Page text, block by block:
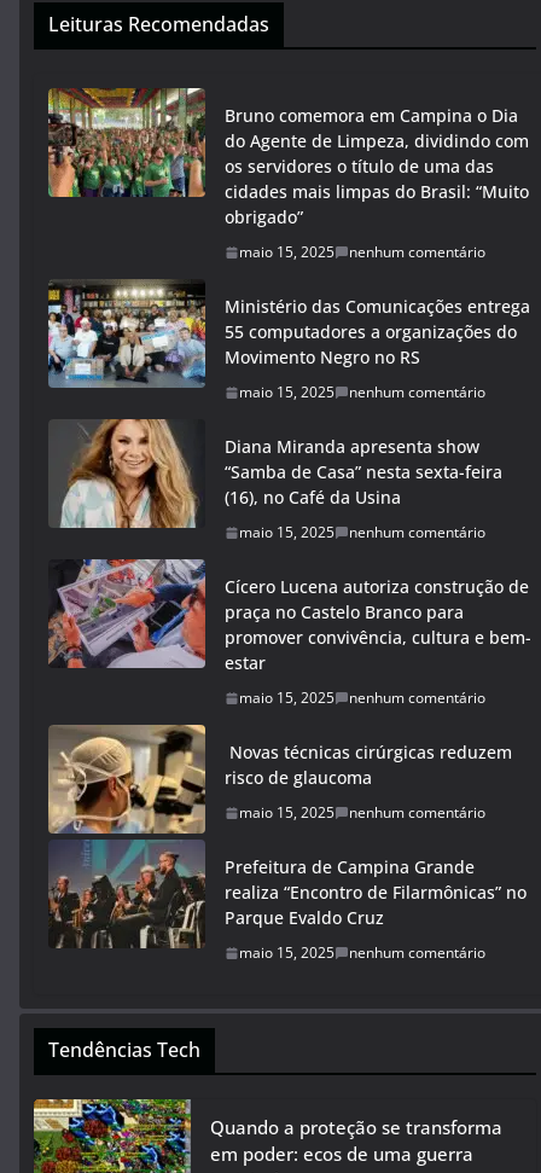
Leituras Recomendadas
Bruno comemora em Campina o Dia
do Agente de Limpeza, dividindo com
os servidores o título de uma das
cidades mais limpas do Brasil: “Muito
obrigado”
maio 15, 2025 nenhum comentário
Ministério das Comunicações entrega
55 computadores a organizações do
Movimento Negro no RS
maio 15, 2025 nenhum comentário
Diana Miranda apresenta show
“Samba de Casa” nesta sexta-feira
(16), no Café da Usina
maio 15, 2025 nenhum comentário
Cícero Lucena autoriza construção de
praça no Castelo Branco para
promover convivência, cultura e bem-
estar
maio 15, 2025 nenhum comentário
Novas técnicas cirúrgicas reduzem
risco de glaucoma
maio 15, 2025 nenhum comentário
Prefeitura de Campina Grande
realiza “Encontro de Filarmônicas” no
Parque Evaldo Cruz
maio 15, 2025 nenhum comentário
Tendências Tech
Quando a proteção se transforma
em poder: ecos de uma guerra